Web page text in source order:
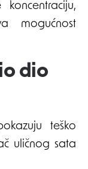
mogućnost
dio
teško
uličnog sata